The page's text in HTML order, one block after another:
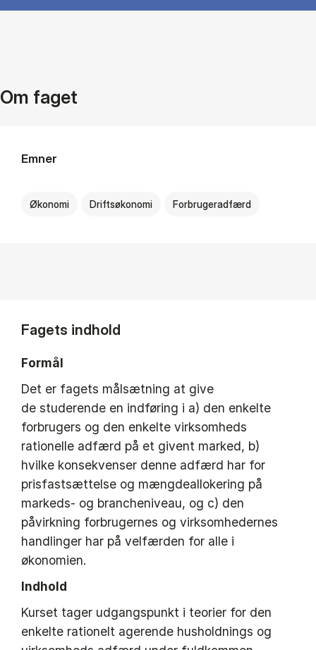
Om faget
Emner
Økonomi Driftsøkonomi Forbrugeradfærd
Fagets indhold
Formål
Det er fagets målsætning at give
de studerende en indføring i a) den enkelte
forbrugers og den enkelte virksomheds
rationelle adfærd på et givent marked, b)
hvilke konsekvenser denne adfærd har for
prisfastsættelse og mængdeallokering på
markeds- og brancheniveau, og c) den
påvirkning forbrugernes og virksomhedernes
handlinger har på velfærden for alle i
økonomien.
Indhold
Kurset tager udgangspunkt i teorier for den
enkelte rationelt agerende husholdnings og